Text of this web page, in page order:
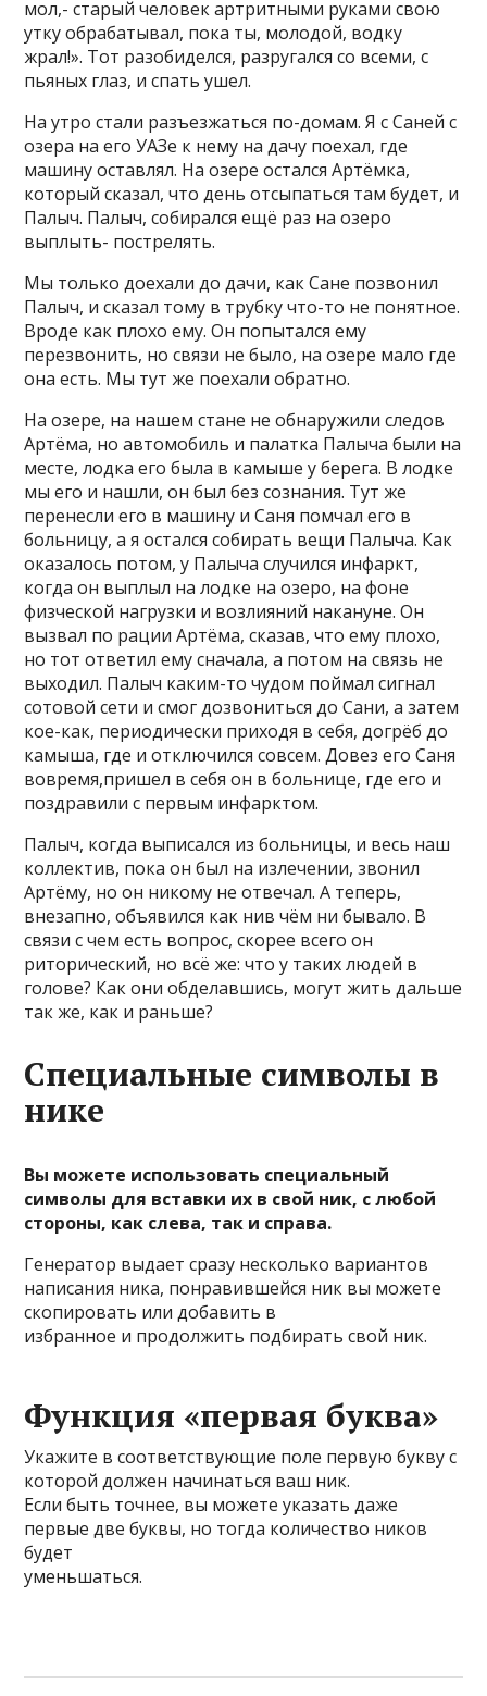
мол,- старый человек артритными руками свою
утку обрабатывал, пока ты, молодой, водку
жрал!». Тот разобиделся, разругался со всеми, с
пьяных глаз, и спать ушел.
На утро стали разъезжаться по-домам. Я с Саней с
озера на его УАЗе к нему на дачу поехал, где
машину оставлял. На озере остался Артёмка,
который сказал, что день отсыпаться там будет, и
Палыч. Палыч, собирался ещё раз на озеро
выплыть- пострелять.
Мы только доехали до дачи, как Сане позвонил
Палыч, и сказал тому в трубку что-то не понятное.
Вроде как плохо ему. Он попытался ему
перезвонить, но связи не было, на озере мало где
она есть. Мы тут же поехали обратно.
На озере, на нашем стане не обнаружили следов
Артёма, но автомобиль и палатка Палыча были на
месте, лодка его была в камыше у берега. В лодке
мы его и нашли, он был без сознания. Тут же
перенесли его в машину и Саня помчал его в
больницу, а я остался собирать вещи Палыча. Как
оказалось потом, у Палыча случился инфаркт,
когда он выплыл на лодке на озеро, на фоне
физческой нагрузки и возлияний накануне. Он
вызвал по рации Артёма, сказав, что ему плохо,
но тот ответил ему сначала, а потом на связь не
выходил. Палыч каким-то чудом поймал сигнал
сотовой сети и смог дозвониться до Сани, а затем
кое-как, периодически приходя в себя, догрёб до
камыша, где и отключился совсем. Довез его Саня
вовремя,пришел в себя он в больнице, где его и
поздравили с первым инфарктом.
Палыч, когда выписался из больницы, и весь наш
коллектив, пока он был на излечении, звонил
Артёму, но он никому не отвечал. А теперь,
внезапно, объявился как нив чём ни бывало. В
связи с чем есть вопрос, скорее всего он
риторический, но всё же: что у таких людей в
голове? Как они обделавшись, могут жить дальше
так же, как и раньше?
Специальные символы в
нике
Вы можете использовать специальный
символы для вставки их в свой ник, с любой
стороны, как слева, так и справа.
Генератор выдает сразу несколько вариантов
написания ника, понравившейся ник вы можете
скопировать или добавить в
избранное и продолжить подбирать свой ник.
Функция «первая буква»
Укажите в соответствующие поле первую букву с
которой должен начинаться ваш ник.
Если быть точнее, вы можете указать даже
первые две буквы, но тогда количество ников
будет
уменьшаться.